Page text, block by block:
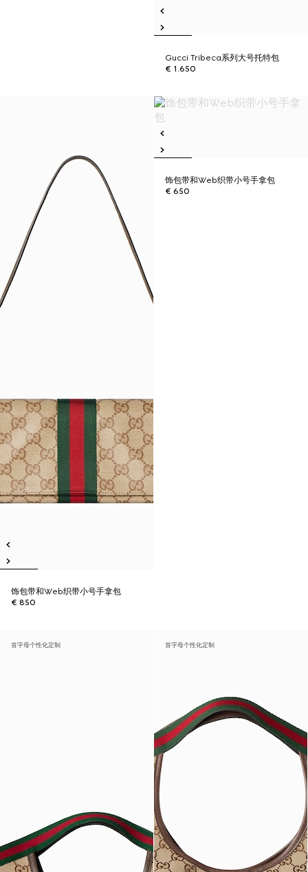
Gucci Tribeca系列大号托特包
€ 1.650
饰包带和Web织带小号手拿包
€ 850
饰包带和Web织带小号手拿包
€ 650
首字母个性化定制 首字母个性化定制